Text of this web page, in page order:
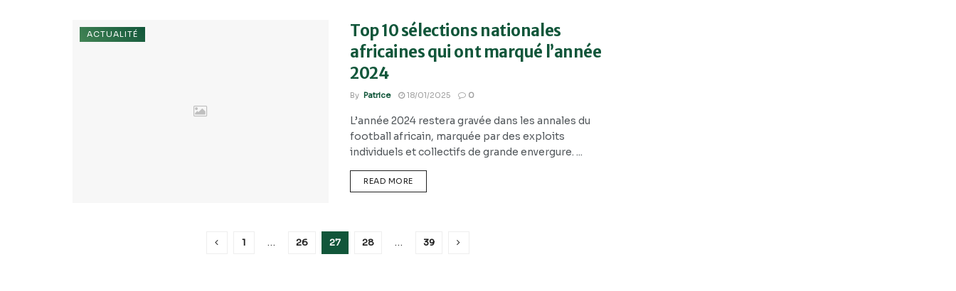
ACTUALITÉ
Top 10 sélections nationales
africaines qui ont marqué l’année
2024
By Patrice 18/01/2025 0
L’année 2024 restera gravée dans les annales du
football africain, marquée par des exploits
individuels et collectifs de grande envergure. ...
READ MORE
1 … 26 27 28 … 39